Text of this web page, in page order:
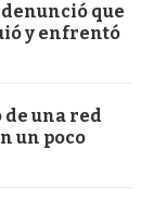
que
y enfrentó
de una red
un poco